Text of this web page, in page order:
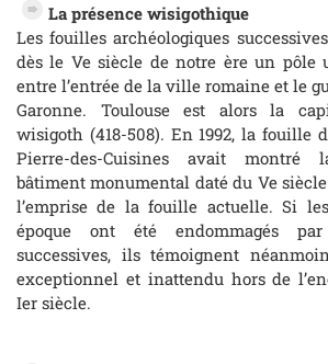
La présence wisigothique
Les fouilles archéologiques
dès le Ve siècle de notre ère un pôle
entre l’entrée de la ville romaine et le
Garonne. Toulouse est alors la
wisigoth (418-508). En 1992, la fouille
Pierre-des-Cuisines avait montré
bâtiment monumental daté du Ve
l’emprise de la fouille actuelle. Si
époque ont été endommagés
successives, ils témoignent
exceptionnel et inattendu hors de
Ier siècle.